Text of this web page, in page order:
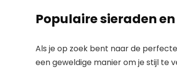
Populaire sieraden
Als je op zoek bent naar de
een geweldige manier om je stijl te